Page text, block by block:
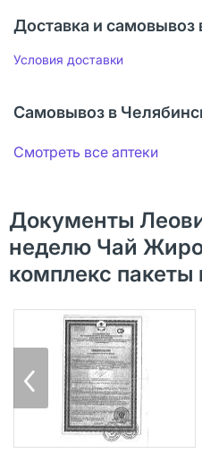
Доставка и самовывоз
Условия доставки
Самовывоз в
Смотреть все аптеки
Документы
неделю Чай
комплекс пакеты